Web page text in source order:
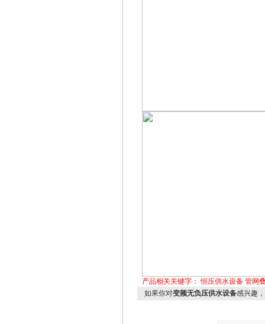
产品相关关键字：恒压供水设备 管网
如果你对变频无负压供水设备感兴趣